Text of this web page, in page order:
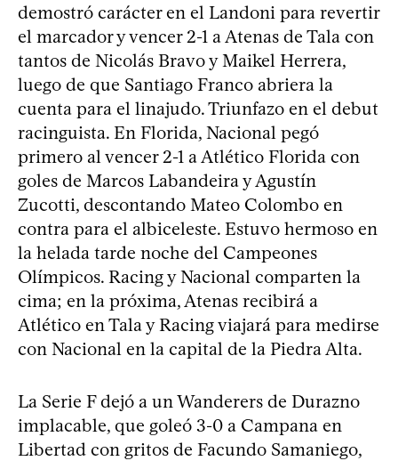
demostró carácter en el Landoni para revertir
el marcador y vencer 2-1 a Atenas de Tala con
tantos de Nicolás Bravo y Maikel Herrera,
luego de que Santiago Franco abriera la
cuenta para el linajudo. Triunfazo en el debut
racinguista. En Florida, Nacional pegó
primero al vencer 2-1 a Atlético Florida con
goles de Marcos Labandeira y Agustín
Zucotti, descontando Mateo Colombo en
contra para el albiceleste. Estuvo hermoso en
la helada tarde noche del Campeones
Olímpicos. Racing y Nacional comparten la
cima; en la próxima, Atenas recibirá a
Atlético en Tala y Racing viajará para medirse
con Nacional en la capital de la Piedra Alta.
La Serie F dejó a un Wanderers de Durazno
implacable, que goleó 3-0 a Campana en
Libertad con gritos de Facundo Samaniego,